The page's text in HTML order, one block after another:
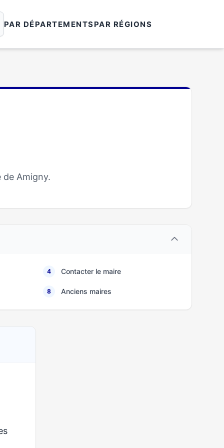
PAR DÉPARTEMENTSPAR RÉGIONS
Amigny.
4 Contacter le maire
8 Anciens maires